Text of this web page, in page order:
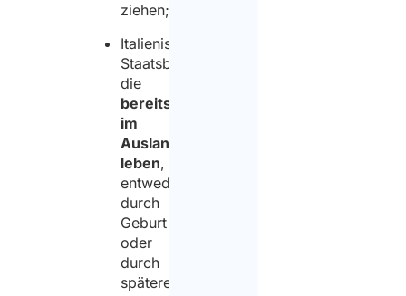
ziehen;
Italienische
Staatsbürger,
die
bereits
im
Ausland
leben,
entweder
durch
Geburt
oder
durch
spätere